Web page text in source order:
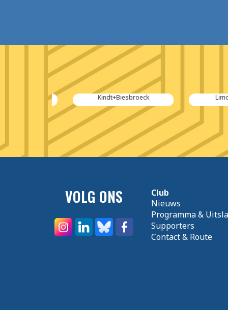
Kindt+Biesbroeck
VOLG ONS
Club
Nieuws
Programma &
Supporters
Contact & Route